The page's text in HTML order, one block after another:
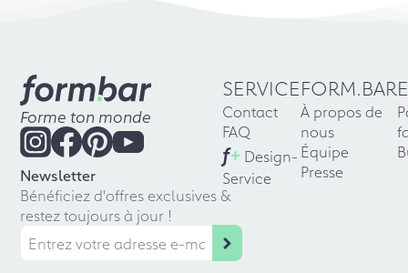
Forme ton monde
Newsletter
Bénéficiez d'offres exclusives &
restez toujours à jour !
SERVICE
Contact
FAQ
f+ Design-
Service
FORM.BAR
À propos de
nous
Équipe
Presse